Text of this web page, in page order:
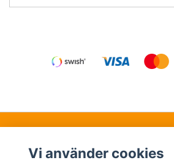
Vi använder cookies